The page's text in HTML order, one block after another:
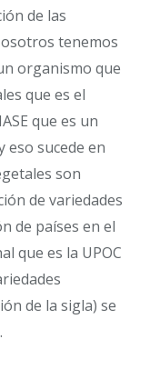
de las
tenemos
organismo que
que es el
que es un
sucede en
son
de variedades
de países en el
que es la UPOC
de la sigla) se